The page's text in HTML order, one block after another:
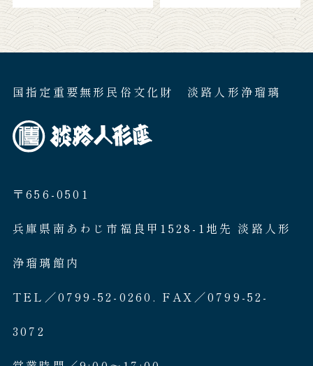
国指定重要無形民俗文化財 淡路人形浄瑠璃
〒656-0501
兵庫県南あわじ市福良甲1528-1地先 淡路人形
浄瑠璃館内
TEL／0799-52-0260. FAX／0799-52-
3072